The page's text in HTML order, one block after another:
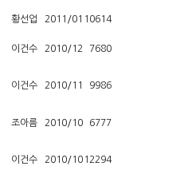
황선업 2011/01 10614
이건수 2010/12 7680
이건수 2010/11 9986
조아름 2010/10 6777
이건수 2010/10 12294